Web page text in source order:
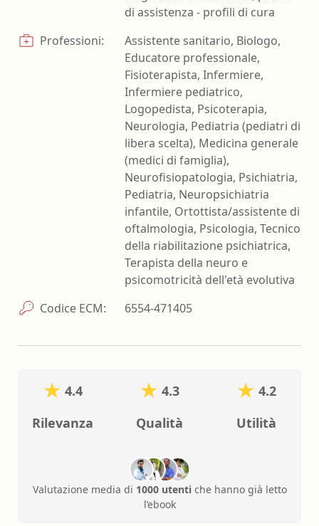
di assistenza - profili di cura
Professioni:
Assistente sanitario, Biologo,
Educatore professionale,
Fisioterapista, Infermiere,
Infermiere pediatrico,
Logopedista, Psicoterapia,
Neurologia, Pediatria (pediatri di
libera scelta), Medicina generale
(medici di famiglia),
Neurofisiopatologia, Psichiatria,
Pediatria, Neuropsichiatria
infantile, Ortottista/assistente di
oftalmologia, Psicologia, Tecnico
della riabilitazione psichiatrica,
Terapista della neuro e
psicomotricità dell'età evolutiva
Codice ECM:
6554-471405
4.4
Rilevanza
4.3
Qualità
4.2
Utilità
Valutazione media di 1000 utentiche hanno già letto
l’ebook